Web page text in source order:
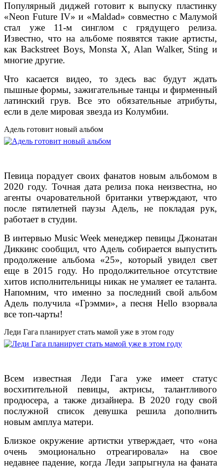
Популярный диджей готовит к выпуску пластинку
«Neon Future IV» и «Maldad» совместно с Малумой
стал уже 11-м синглом с грядущего релиза.
Известно, что на альбоме появятся такие артисты,
как Backstreet Boys, Monsta X, Alan Walker, Sting и
многие другие.
Что касается видео, то здесь вас будут ждать
пышные формы, зажигательные танцы и фирменный
латинский грув. Все это обязательные атрибуты,
если в деле мировая звезда из Колумбии.
Адель готовит новый альбом
Певица порадует своих фанатов новым альбомом в
2020 году. Точная дата релиза пока неизвестна, но
агенты очаровательной британки утверждают, что
после пятилетней паузы Адель, не покладая рук,
работает в студии.
В интервью Music Week менеджер певицы Джонатан
Диккинс сообщил, что Адель собирается выпустить
продолжение альбома «25», который увидел свет
еще в 2015 году. Но продолжительное отсутствие
хитов исполнительницы никак не умаляет ее таланта.
Напомним, что именно за последний свой альбом
Адель получила «Грэмми», а песня Hello взорвала
все топ-чарты!
Леди Гага планирует стать мамой уже в этом году
Всем известная Леди Гага уже имеет статус
восхитительной певицы, актрисы, талантливого
продюсера, а также дизайнера. В 2020 году свой
послужной список девушка решила дополнить
новым амплуа матери.
Близкое окружение артистки утверждает, что «она
очень эмоционально отреагировала» на свое
недавнее падение, когда Леди запрыгнула на фаната